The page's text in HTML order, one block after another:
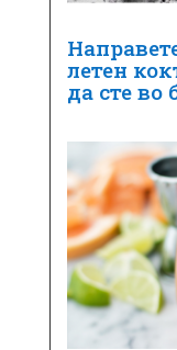
летен
да сте во